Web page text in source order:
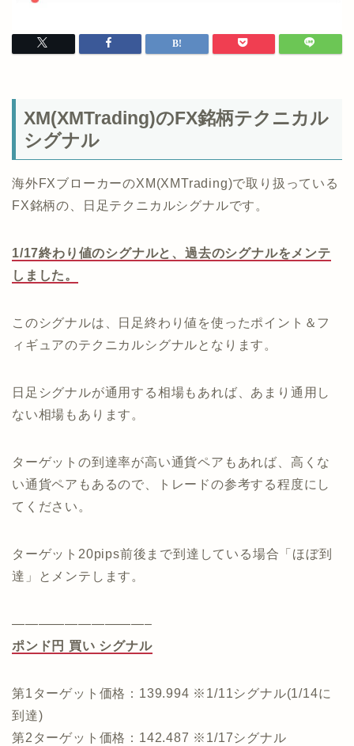
XM(XMTrading)のFX銘柄テクニカル
シグナル
海外FXブローカーのXM(XMTrading)で取り扱っている
FX銘柄の、日足テクニカルシグナルです。
1/17終わり値のシグナルと、過去のシグナルをメンテ
しました。
このシグナルは、日足終わり値を使ったポイント＆フ
ィギュアのテクニカルシグナルとなります。
日足シグナルが通用する相場もあれば、あまり通用し
ない相場もあります。
ターゲットの到達率が高い通貨ペアもあれば、高くな
い通貨ペアもあるので、トレードの参考する程度にし
てください。
ターゲット20pips前後まで到達している場合「ほぼ到
達」とメンテします。
——————————–
ポンド円 買い シグナル
第1ターゲット価格：139.994 ※1/11シグナル(1/14に
到達)
第2ターゲット価格：142.487 ※1/17シグナル